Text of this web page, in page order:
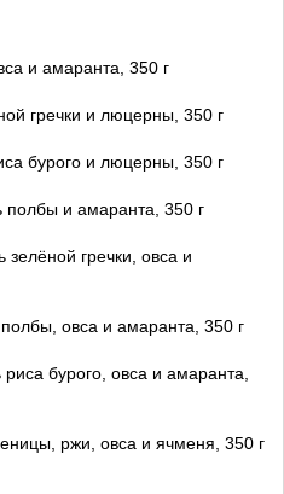
и амаранта, 350 г
гречки и люцерны, 350 г
бурого и люцерны, 350 г
и амаранта, 350 г
гречки, овса и
овса и амаранта, 350 г
бурого, овса и амаранта,
ржи, овса и ячменя, 350 г